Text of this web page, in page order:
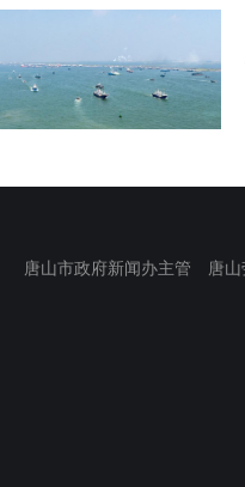
唐山市政府新闻办主管 唐山